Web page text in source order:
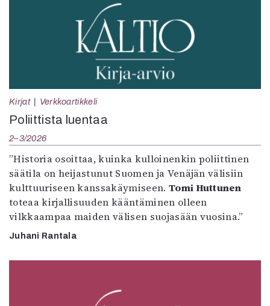
Kirjat Verkkoartikkeli
Poliittista luentaa
2–3/2026
”Historia osoittaa, kuinka kulloinenkin poliittinen
säätila on heijastunut Suomen ja Venäjän välisiin
kulttuuriseen kanssakäymiseen. Tomi Huttunen
toteaa kirjallisuuden kääntäminen olleen
vilkkaampaa maiden välisen suojasään vuosina.”
Juhani Rantala